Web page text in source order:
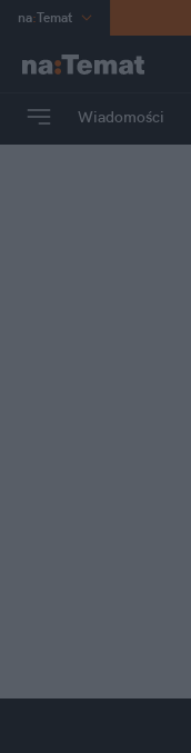
na:Temat
Poland
mama Wiadomości